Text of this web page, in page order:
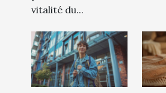
vitalité du...